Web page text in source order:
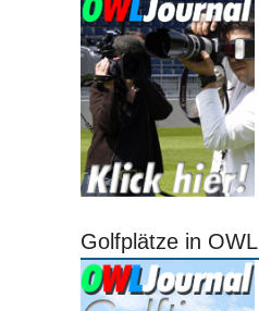
Golfplätze in OWL